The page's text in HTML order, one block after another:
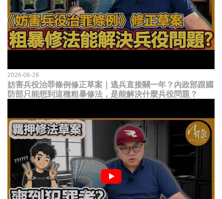
2026-06-26
妨害兵役治罪條例修正草案｜逃兵直接關一年？內政部跟國
防部只能想到這種粗暴修法，是能解決什麼兵役問題？